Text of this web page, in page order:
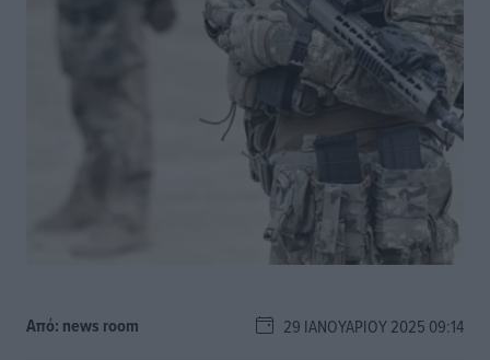
Από: news room 29 ΙΑΝΟΥΑΡΊΟΥ 2025 09:14